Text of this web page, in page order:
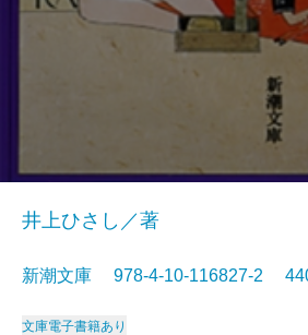
井上ひさし／著
新潮文庫 978-4-10-116827-2
文庫電子書籍あり